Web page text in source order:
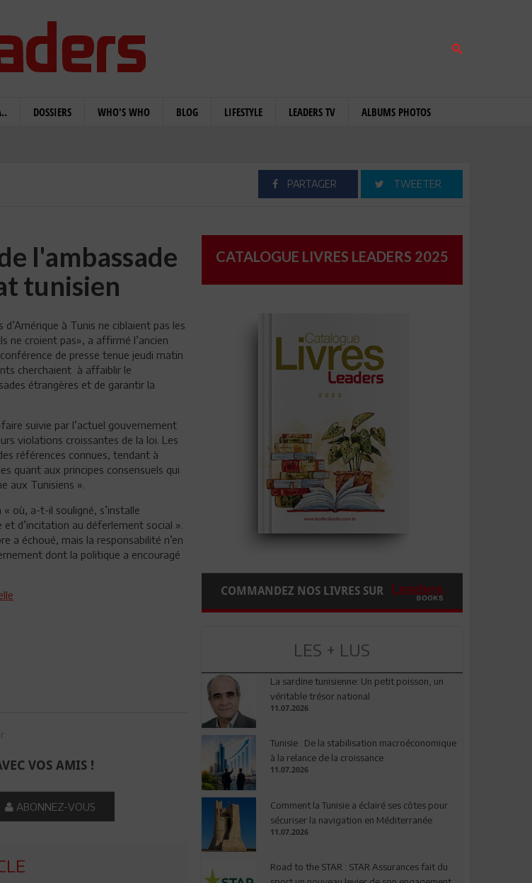
DOSSIERS WHO'S WHO BLOG LIFESTYLE LEADERS TV ALBUMS PHOTOS
PARTAGER TWEETER
l'ambassade
tunisien
à Tunis ne ciblaient pas les
ne croient pas», a affirmé l’ancien
de presse tenue jeudi matin
cherchaient à affaiblir le
étrangères et de garantir la
suivie par l’actuel gouvernement
violations croissantes de la loi. Les
références connues, tendant à
quant aux principes consensuels qui
aux Tunisiens ».
où, a-t-il souligné, s’installe
d’incitation au déferlement social ».
a échoué, mais la responsabilité n’en
dont la politique a encouragé
VOS AMIS !
ABONNEZ-VOUS
CATALOGUE LIVRES LEADERS 2025
COMMANDEZ NOS LIVRES SUR
LES + LUS
La sardine tunisienne: Un petit poisson, un
véritable trésor national
11.07.2026
Tunisie : De la stabilisation macroéconomique
à la relance de la croissance
11.07.2026
Comment la Tunisie a éclairé ses côtes pour
sécuriser la navigation en Méditerranée
11.07.2026
Road to the STAR : STAR Assurances fait du